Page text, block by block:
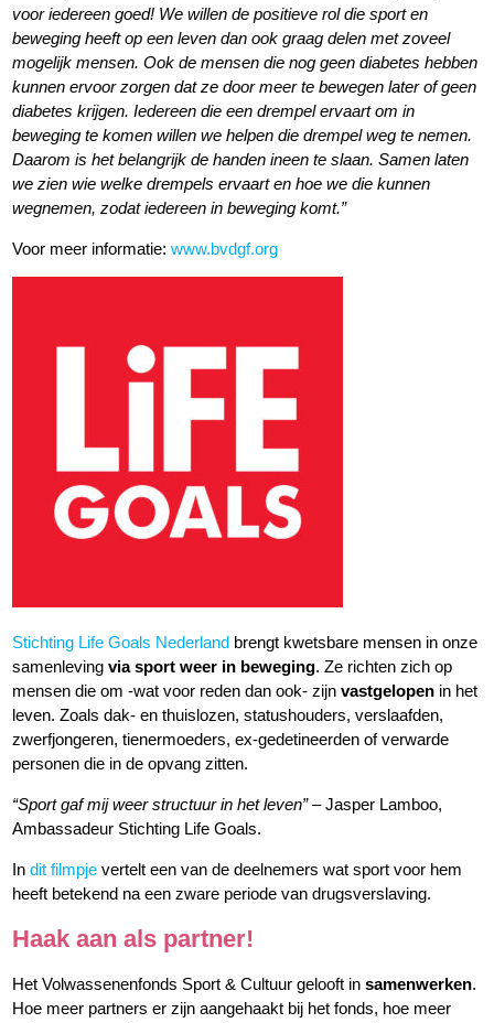
voor iedereen goed! We willen de positieve rol die sport en
beweging heeft op een leven dan ook graag delen met zoveel
mogelijk mensen. Ook de mensen die nog geen diabetes hebben
kunnen ervoor zorgen dat ze door meer te bewegen later of geen
diabetes krijgen. Iedereen die een drempel ervaart om in
beweging te komen willen we helpen die drempel weg te nemen.
Daarom is het belangrijk de handen ineen te slaan. Samen laten
we zien wie welke drempels ervaart en hoe we die kunnen
wegnemen, zodat iedereen in beweging komt.”
Voor meer informatie:www.bvdgf.org
Stichting Life Goals Nederland brengt kwetsbare mensen in onze
samenlevingvia sport weer in beweging. Ze richten zich op
mensen die om -wat voor reden dan ook- zijnvastgelopen in het
leven. Zoals dak- en thuislozen, statushouders, verslaafden,
zwerfjongeren, tienermoeders, ex-gedetineerden of verwarde
personen die in de opvang zitten.
“Sport gaf mij weer structuur in het leven”– Jasper Lamboo,
Ambassadeur Stichting Life Goals.
Indit filmpje vertelt een van de deelnemers wat sport voor hem
heeft betekend na een zware periode van drugsverslaving.
Haak aan als partner!
Het Volwassenenfonds Sport & Cultuur gelooft insamenwerken.
Hoe meer partners er zijn aangehaakt bij het fonds, hoe meer